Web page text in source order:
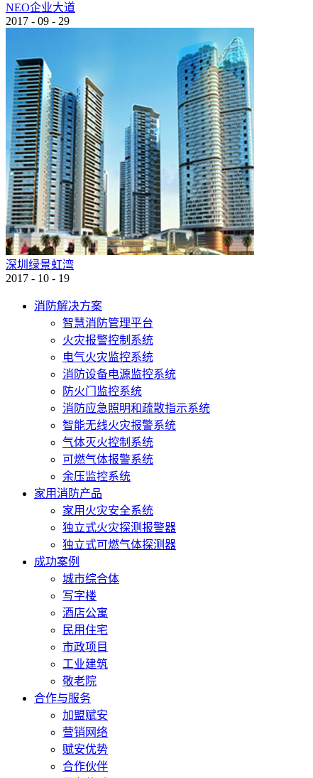
NEO企业大道
2017 - 09 - 29
深圳绿景虹湾
2017 - 10 - 19
消防解决方案
智慧消防管理平台
火灾报警控制系统
电气火灾监控系统
消防设备电源监控系统
防火门监控系统
消防应急照明和疏散指示系统
智能无线火灾报警系统
气体灭火控制系统
可燃气体报警系统
余压监控系统
家用消防产品
家用火灾安全系统
独立式火灾探测报警器
独立式可燃气体探测器
成功案例
城市综合体
写字楼
酒店公寓
民用住宅
市政项目
工业建筑
敬老院
合作与服务
加盟赋安
营销网络
赋安优势
合作伙伴